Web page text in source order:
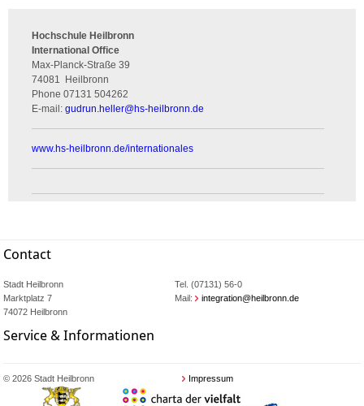
Hochschule Heilbronn
International Office
Max-Planck-Straße 39
74081
Heilbronn
Phone 07131 504262
E-mail: gudrun.heller@hs-heilbronn.de
www.hs-heilbronn.de/internationales
Contact
Stadt Heilbronn
Marktplatz 7
74072 Heilbronn
Tel. (07131) 56-0
Mail:
integration@heilbronn.de
Service & Informationen
© 2026 Stadt Heilbronn Impressum